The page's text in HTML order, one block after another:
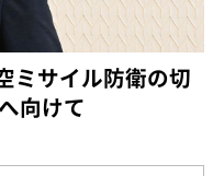
ミサイル防衛の切
向けて